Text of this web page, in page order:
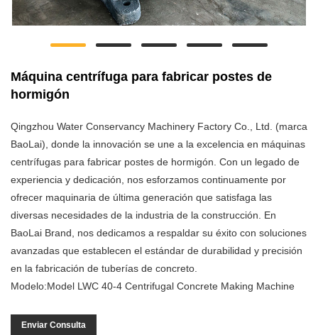
Máquina centrífuga para fabricar postes de
hormigón
Qingzhou Water Conservancy Machinery Factory Co., Ltd. (marca
BaoLai), donde la innovación se une a la excelencia en máquinas
centrífugas para fabricar postes de hormigón. Con un legado de
experiencia y dedicación, nos esforzamos continuamente por
ofrecer maquinaria de última generación que satisfaga las
diversas necesidades de la industria de la construcción. En
BaoLai Brand, nos dedicamos a respaldar su éxito con soluciones
avanzadas que establecen el estándar de durabilidad y precisión
en la fabricación de tuberías de concreto.
Modelo:Model LWC 40-4 Centrifugal Concrete Making Machine
Enviar Consulta